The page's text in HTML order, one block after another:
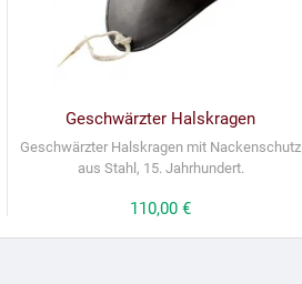
Geschwärzter Halskragen
Geschwärzter Halskragen mit Nackenschutz
aus Stahl, 15. Jahrhundert.
Preis
110,00 €